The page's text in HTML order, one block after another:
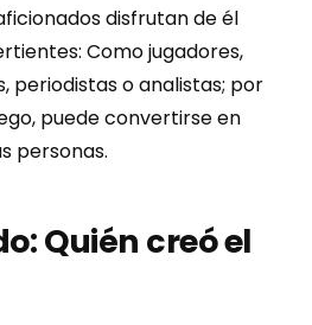
disfrutan de él
Como jugadores,
periodistas o analistas; por
puede convertirse en
personas.
Quién creó el